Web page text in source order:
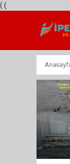
( (